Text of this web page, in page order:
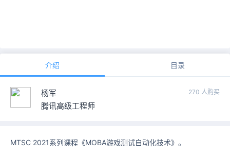
介绍 目录
杨军 270 人购买
腾讯高级工程师
MTSC 2021系列课程《MOBA游戏测试自动化技术》。